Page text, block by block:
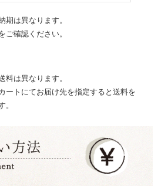
期は異なります。
ご確認ください。
料は異なります。
ートにてお届け先を指定すると送料を
。